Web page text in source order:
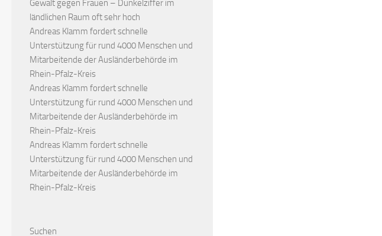
Gewalt gegen Frauen – Dunkelziffer im
ländlichen Raum oft sehr hoch
Andreas Klamm fordert schnelle
Unterstützung für rund 4000 Menschen und
Mitarbeitende der Ausländerbehörde im
Rhein-Pfalz-Kreis
Andreas Klamm fordert schnelle
Unterstützung für rund 4000 Menschen und
Mitarbeitende der Ausländerbehörde im
Rhein-Pfalz-Kreis
Andreas Klamm fordert schnelle
Unterstützung für rund 4000 Menschen und
Mitarbeitende der Ausländerbehörde im
Rhein-Pfalz-Kreis
Suchen